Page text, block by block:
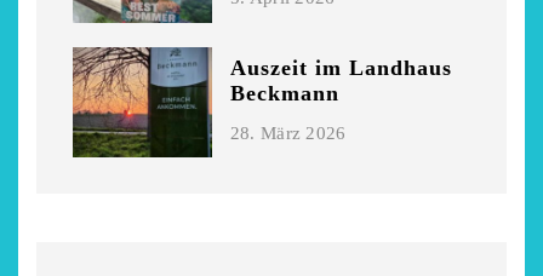
Auszeit im Landhaus
Beckmann
28. März 2026